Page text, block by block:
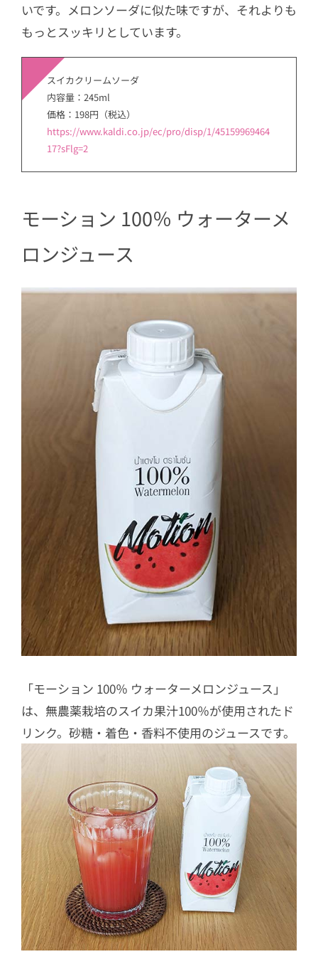
いです。メロンソーダに似た味ですが、それよりも
もっとスッキリとしています。
スイカクリームソーダ
内容量：245ml
価格：198円（税込）
https://www.kaldi.co.jp/ec/pro/disp/1/45159969464
17?sFlg=2
モーション 100％ ウォーターメ
ロンジュース
「モーション 100％ ウォーターメロンジュース」
は、無農薬栽培のスイカ果汁100％が使用されたド
リンク。砂糖・着色・香料不使用のジュースです。